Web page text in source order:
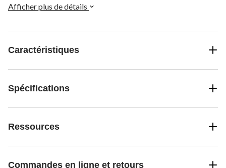
Idéal comme refroidisseur d'eau de maison ou de bureau, ce
Afficher plus de détails
Caractéristiques
Spécifications
Ressources
Commandes en ligne et retours